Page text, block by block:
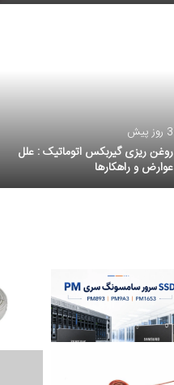
3 روز پیش
روغن ریزی گیربکس اتوماتیک : علل
عوارض و راهکارها